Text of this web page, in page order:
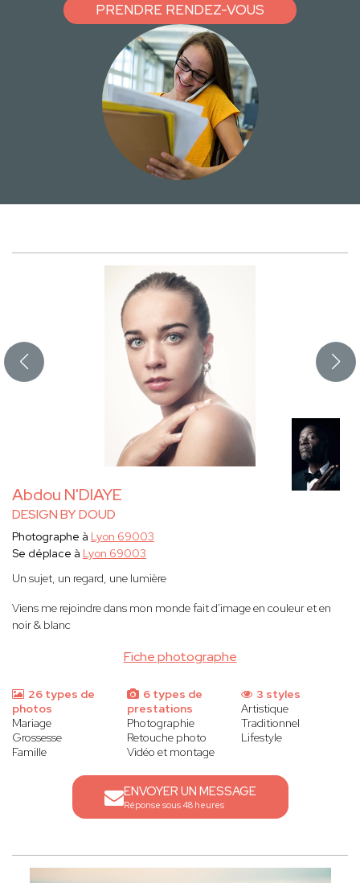
PRENDRE RENDEZ-VOUS
Abdou N'DIAYE
DESIGN BY DOUD
Fiche photographe
Photographe à Lyon 69003
Se déplace à Lyon 69003
Un sujet, un regard, une lumière
Viens me rejoindre dans mon monde fait d'image en couleur et en
noir & blanc
26 types de
photos
Mariage
Grossesse
Famille
6 types de
prestations
Photographie
Retouche photo
Vidéo et montage
3 styles
Artistique
Traditionnel
Lifestyle
ENVOYER UN MESSAGE
Réponse sous 48 heures